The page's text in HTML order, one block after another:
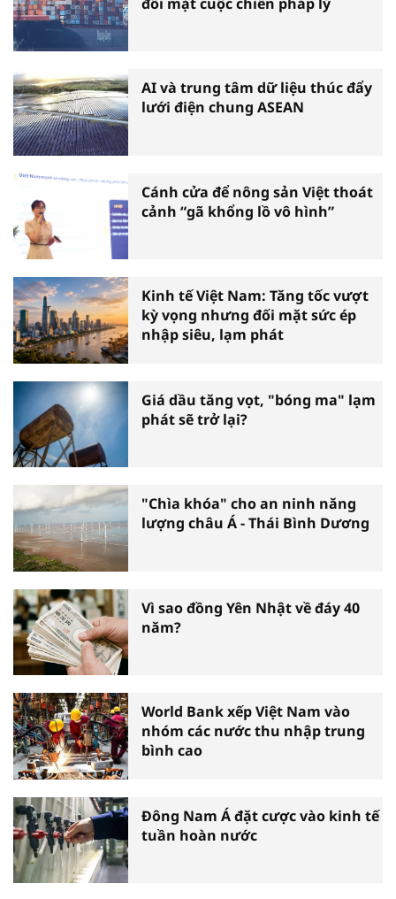
AI và trung tâm dữ liệu thúc đẩy
lưới điện chung ASEAN
Cánh cửa để nông sản Việt thoát
cảnh “gã khổng lồ vô hình”
Kinh tế Việt Nam: Tăng tốc vượt
kỳ vọng nhưng đối mặt sức ép
nhập siêu, lạm phát
Giá dầu tăng vọt, "bóng ma" lạm
phát sẽ trở lại?
"Chìa khóa" cho an ninh năng
lượng châu Á - Thái Bình Dương
Vì sao đồng Yên Nhật về đáy 40
năm?
World Bank xếp Việt Nam vào
nhóm các nước thu nhập trung
bình cao
Đông Nam Á đặt cược vào kinh tế
tuần hoàn nước